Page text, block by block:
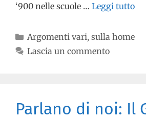
‘900 nelle scuole … Leggi tutto
Argomenti vari, sulla home
Lascia un commento
Parlano di noi: Il